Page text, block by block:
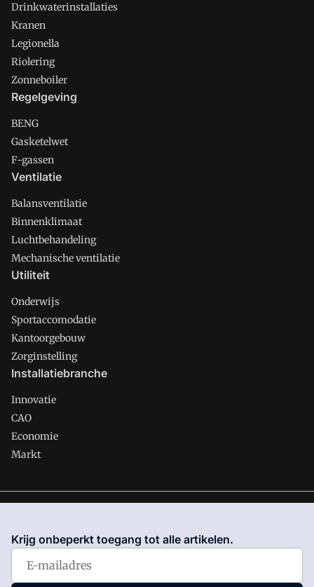
Drinkwaterinstallaties
Kranen
Legionella
Riolering
Zonneboiler
Regelgeving
BENG
Gasketelwet
F-gassen
Ventilatie
Balansventilatie
Binnenklimaat
Luchtbehandeling
Mechanische ventilatie
Utiliteit
Onderwijs
Sportaccomodatie
Kantoorgebouw
Zorginstelling
Installatiebranche
Innovatie
CAO
Economie
Markt
waar VMN media voor staat. Op gebruik van deze site zijn de
volgende regelingen van toepassing:Algemene Voorwaarden
Privacy en Cookie beleid
Krijg onbeperkt toegang tot alle artikelen.